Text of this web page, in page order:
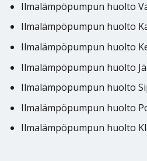
Ilmalämpöpumpun huolto
Ilmalämpöpumpun huolto
Ilmalämpöpumpun huolto
Ilmalämpöpumpun huolto
Ilmalämpöpumpun huolto
Ilmalämpöpumpun huolto
Ilmalämpöpumpun huolto